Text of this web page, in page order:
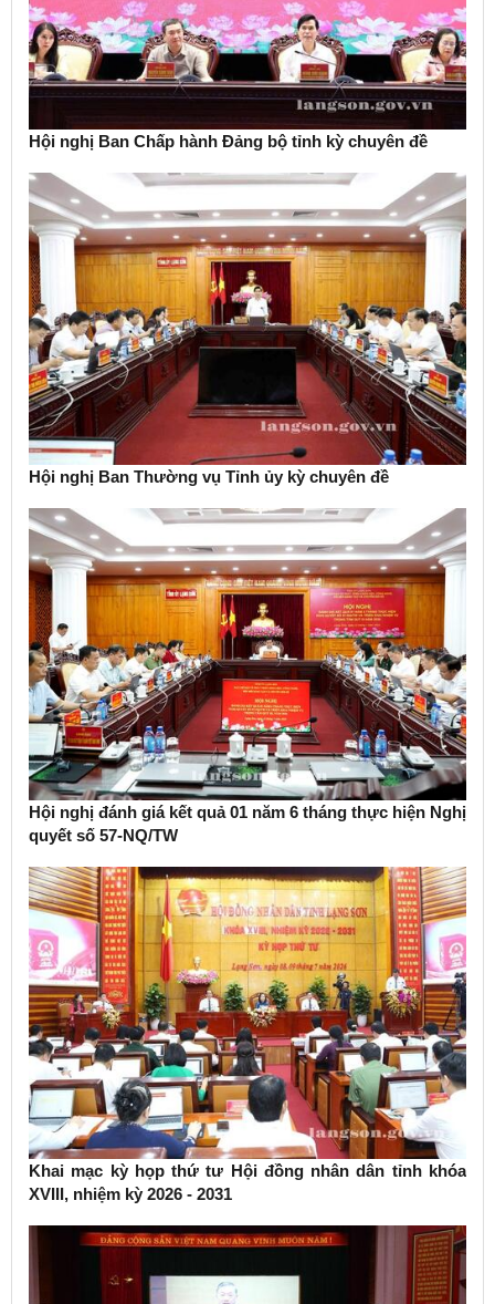
Hội nghị Ban Chấp hành Đảng bộ tỉnh kỳ chuyên đề
Hội nghị Ban Thường vụ Tỉnh ủy kỳ chuyên đề
Hội nghị đánh giá kết quả 01 năm 6 tháng thực hiện Nghị
quyết số 57-NQ/TW
Khai mạc kỳ họp thứ tư Hội đồng nhân dân tỉnh khóa
XVIII, nhiệm kỳ 2026 - 2031